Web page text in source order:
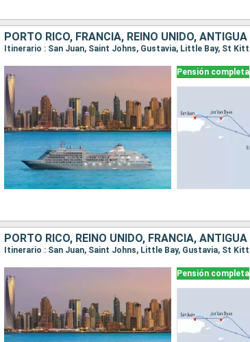
Pensión completa
Pensión completa